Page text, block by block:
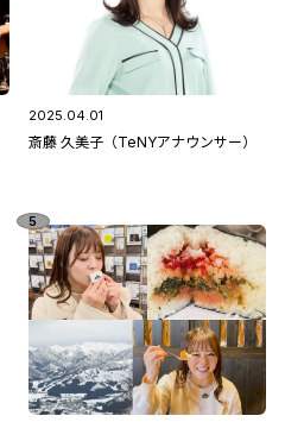
2025.04.01
斎藤 久美子（TeNYアナウンサー）